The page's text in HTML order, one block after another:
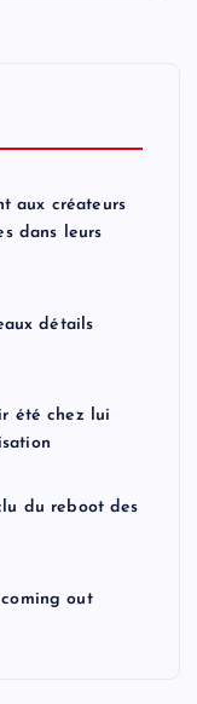
aux créateurs
dans leurs
détails
été chez lui
du reboot des
out